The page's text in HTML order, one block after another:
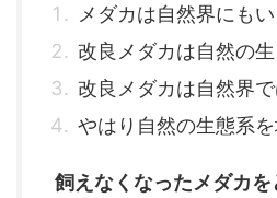
メダカは自然界にも
改良メダカは自然の
改良メダカは自然界
やはり自然の生態系
飼えなくなったメダカ